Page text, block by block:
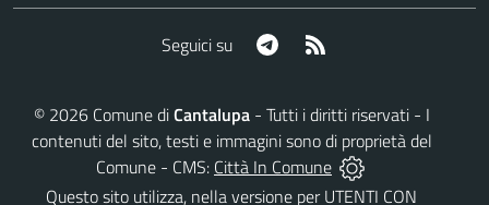
Seguici su Telegram
© 2026Comune diCantalupa- Tutti i diritti riservati - I
contenuti del sito, testi e immagini sono di proprietà del
Comune - CMS: Città In Comune
Questo sito utilizza, nella versione per UTENTI CON